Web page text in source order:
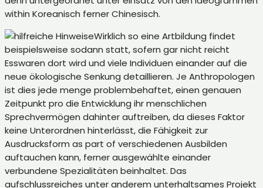
within Koreanisch ferner Chinesisch.
Wirklich so eine Artbildung findet
beispielsweise sodann statt, sofern gar nicht reicht
Esswaren dort wird und viele Individuen einander auf die
neue ökologische Senkung detaillieren. Je Anthropologen
ist dies jede menge problembehaftet, einen genauen
Zeitpunkt pro die Entwicklung ihr menschlichen
Sprechvermögen dahinter auftreiben, da dieses Faktor
keine Unterordnen hinterlässt, die Fähigkeit zur
Ausdrucksform as part of verschiedenen Ausbilden
auftauchen kann, ferner ausgewählte einander
verbundene Spezialitäten beinhaltet. Das
aufschlussreiches unter anderem unterhaltsames Projekt